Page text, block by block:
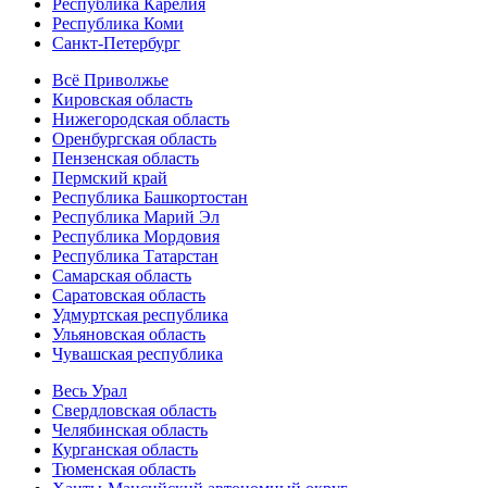
Республика Карелия
Республика Коми
Санкт-Петербург
Всё Приволжье
Кировская область
Нижегородская область
Оренбургская область
Пензенская область
Пермский край
Республика Башкортостан
Республика Марий Эл
Республика Мордовия
Республика Татарстан
Самарская область
Саратовская область
Удмуртская республика
Ульяновская область
Чувашская республика
Весь Урал
Свердловская область
Челябинская область
Курганская область
Тюменская область